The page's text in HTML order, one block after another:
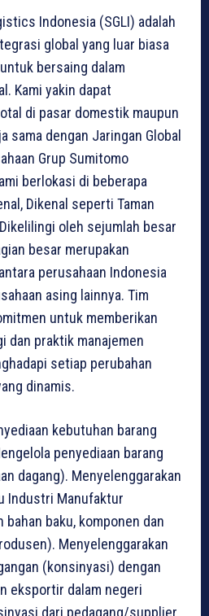
Indonesia (SGLI) adalah
global yang luar biasa
bersaing dalam
Kami yakin dapat
di pasar domestik maupun
sama dengan Jaringan Global
Grup Sumitomo
berlokasi di beberapa
Dikenal seperti Taman
oleh sejumlah besar
besar merupakan
perusahaan Indonesia
asing lainnya. Tim
untuk memberikan
praktik manajemen
setiap perubahan
dinamis.
kebutuhan barang
penyediaan barang
dagang). Menyelenggarakan
Industri Manufaktur
baku, komponen dan
Menyelenggarakan
(konsinyasi) dengan
eksportir dalam negeri
dari pedagang/supplier